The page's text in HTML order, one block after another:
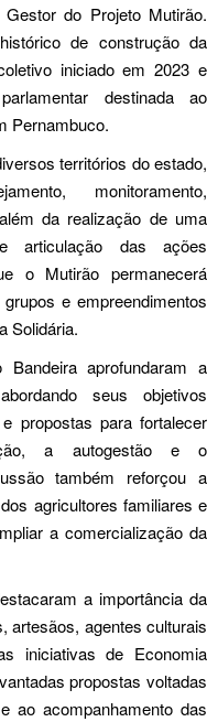
do Projeto Mutirão.
de construção da
iniciado em 2023 e
destinada ao
Pernambuco.
territórios do estado,
monitoramento,
da realização de uma
articulação das ações
o Mutirão permanecerá
e empreendimentos
Solidária.
aprofundaram a
seus objetivos
propostas para fortalecer
a autogestão e o
também reforçou a
agricultores familiares e
a comercialização da
a importância da
artesãos, agentes culturais
iniciativas de Economia
propostas voltadas
ao acompanhamento das